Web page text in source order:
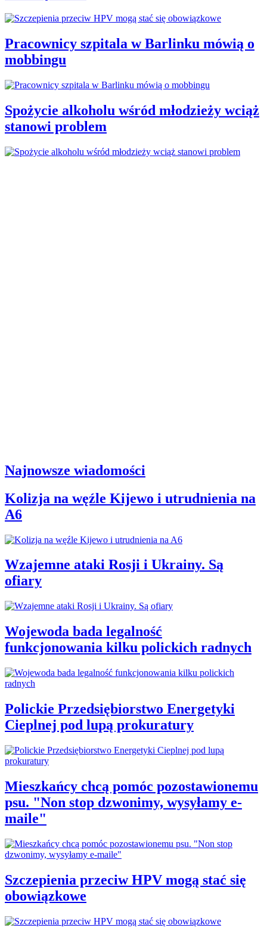
Pracownicy szpitala w Barlinku mówią o
mobbingu
Spożycie alkoholu wśród młodzieży wciąż
stanowi problem
Najnowsze wiadomości
Kolizja na węźle Kijewo i utrudnienia na
A6
Wzajemne ataki Rosji i Ukrainy. Są
ofiary
Wojewoda bada legalność
funkcjonowania kilku polickich radnych
Polickie Przedsiębiorstwo Energetyki
Cieplnej pod lupą prokuratury
Mieszkańcy chcą pomóc pozostawionemu
psu. "Non stop dzwonimy, wysyłamy e-
maile"
Szczepienia przeciw HPV mogą stać się
obowiązkowe